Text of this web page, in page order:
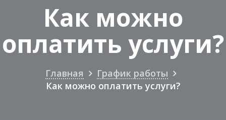
Как можно
оплатить услуги?
Главная
График работы
Как можно оплатить услуги?